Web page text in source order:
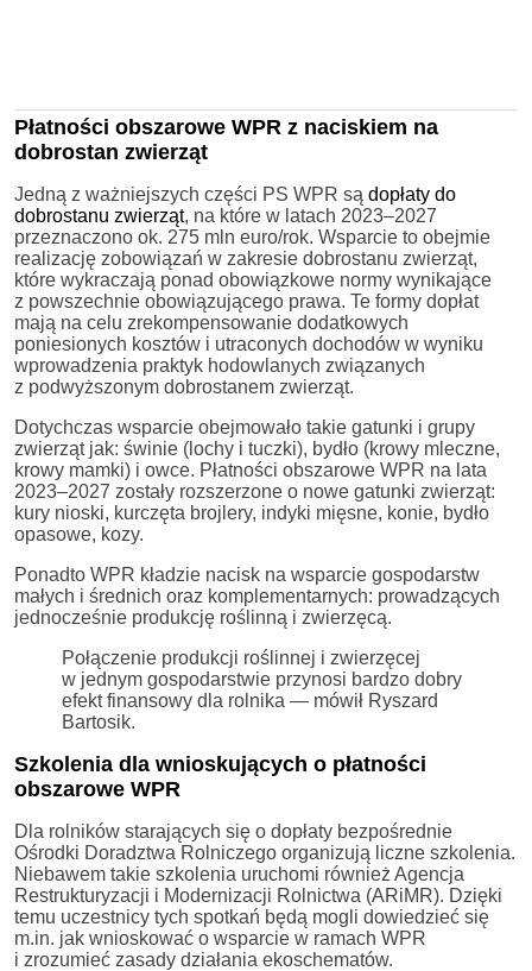
Płatności obszarowe WPR z naciskiem na
dobrostan zwierząt
Jedną z ważniejszych części PS WPR są dopłaty do
dobrostanu zwierząt, na które w latach 2023–2027
przeznaczono ok. 275 mln euro/rok. Wsparcie to obejmie
realizację zobowiązań w zakresie dobrostanu zwierząt,
które wykraczają ponad obowiązkowe normy wynikające
z powszechnie obowiązującego prawa. Te formy dopłat
mają na celu zrekompensowanie dodatkowych
poniesionych kosztów i utraconych dochodów w wyniku
wprowadzenia praktyk hodowlanych związanych
z podwyższonym dobrostanem zwierząt.
Dotychczas wsparcie obejmowało takie gatunki i grupy
zwierząt jak: świnie (lochy i tuczki), bydło (krowy mleczne,
krowy mamki) i owce. Płatności obszarowe WPR na lata
2023–2027 zostały rozszerzone o nowe gatunki zwierząt:
kury nioski, kurczęta brojlery, indyki mięsne, konie, bydło
opasowe, kozy.
Ponadto WPR kładzie nacisk na wsparcie gospodarstw
małych i średnich oraz komplementarnych: prowadzących
jednocześnie produkcję roślinną i zwierzęcą.
Połączenie produkcji roślinnej i zwierzęcej
w jednym gospodarstwie przynosi bardzo dobry
efekt finansowy dla rolnika — mówił Ryszard
Bartosik.
Szkolenia dla wnioskujących o płatności
obszarowe WPR
Dla rolników starających się o dopłaty bezpośrednie
Ośrodki Doradztwa Rolniczego organizują liczne szkolenia.
Niebawem takie szkolenia uruchomi również Agencja
Restrukturyzacji i Modernizacji Rolnictwa (ARiMR). Dzięki
temu uczestnicy tych spotkań będą mogli dowiedzieć się
m.in. jak wnioskować o wsparcie w ramach WPR
i zrozumieć zasady działania ekoschematów.